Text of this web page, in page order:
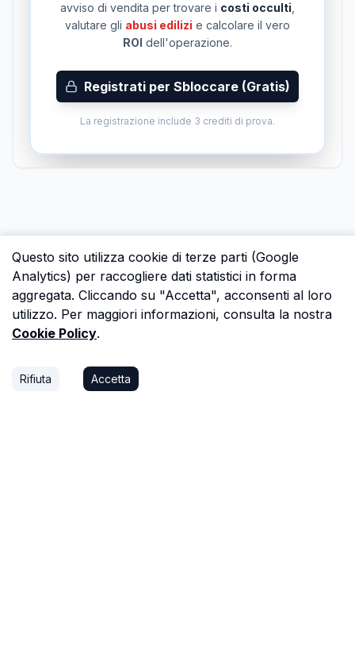
avviso di vendita per trovare i costi occulti
valutare gli abusi edilizi e calcolare il vero
ROI dell'operazione.
Registrati per Sbloccare (Gratis)
La registrazione include 3 crediti di prova.
Questo sito utilizza cookie di terze parti (Google
Analytics) per raccogliere dati statistici in forma
aggregata. Cliccando su "Accetta", acconsenti al loro
utilizzo. Per maggiori informazioni, consulta la nostra
Cookie Policy.
Rifiuta Accetta